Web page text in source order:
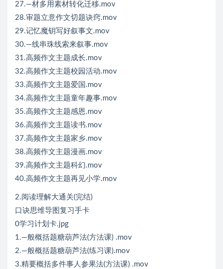
27.—材多用素材转化迁移.mov
28.审题立意作文切题诀窍.mov
29.记忆魔钥写好叙事文.mov
30.—线串珠线索来叙事.mov
31.高频作文主题成长.mov
32.高频作文主题校园活动.mov
33.高频作文主题爱国.mov
34.高频作文主题童年趣事.mov
35.高频作文主题感恩.mov
36.高频作文主题读书.mov
37.高频作文主题家乡.mov
38.高频作文主题漫画.mov
39.高频作文主题科幻.mov
40.高频作文主题再见小学.mov
2.阅读理解大通关(完结)
口诀思维导图复习手卡
0学习计划卡.jpg
1.—般概括题糖葫芦法(方法课) .mov
2.—般概括题糖葫芦法(练习课).mov
3.精要概括多件事人参果法(方法课) .mov